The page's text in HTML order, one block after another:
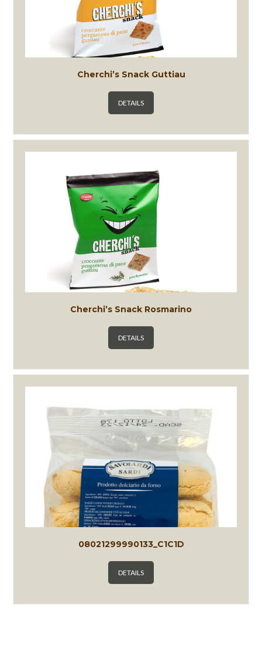
Cherchi’s Snack Guttiau
DETAILS
Cherchi’s Snack Rosmarino
DETAILS
08021299990133_C1C1D
DETAILS